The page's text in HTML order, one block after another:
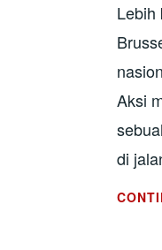
Lebih
Aksi
di